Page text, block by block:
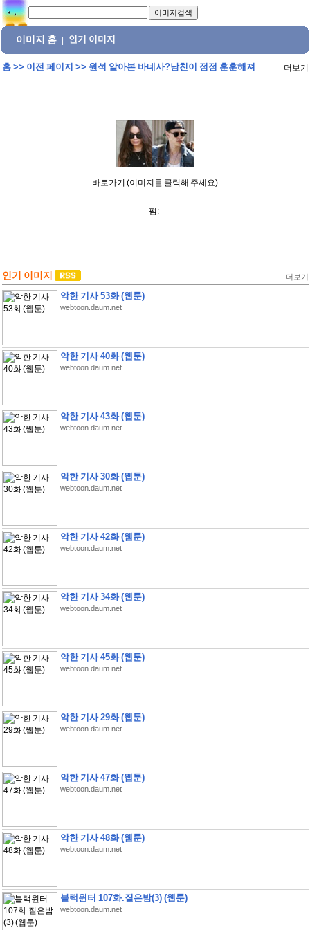
이미지 홈 인기 이미지
홈>> 이전 페이지 >> 원석 알아본 바네사?남친이 점점 훈훈해져 더보기
바로가기 (이미지를 클릭해 주세요)
펌:
인기 이미지 더보기
악한 기사 53화 (웹툰)
webtoon.daum.net
악한 기사 40화 (웹툰)
webtoon.daum.net
악한 기사 43화 (웹툰)
webtoon.daum.net
악한 기사 30화 (웹툰)
webtoon.daum.net
악한 기사 42화 (웹툰)
webtoon.daum.net
악한 기사 34화 (웹툰)
webtoon.daum.net
악한 기사 45화 (웹툰)
webtoon.daum.net
악한 기사 29화 (웹툰)
webtoon.daum.net
악한 기사 47화 (웹툰)
webtoon.daum.net
악한 기사 48화 (웹툰)
webtoon.daum.net
블랙윈터 107화.짙은밤(3) (웹툰)
webtoon.daum.net